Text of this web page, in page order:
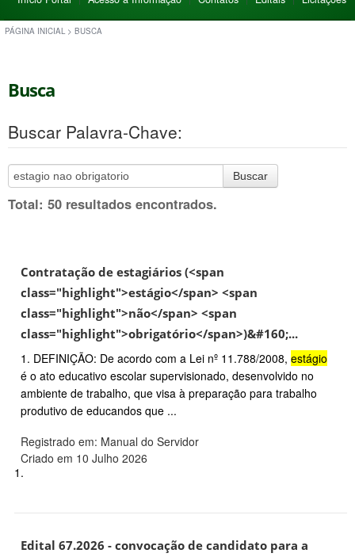
PÁGINA INICIAL > BUSCA
Busca
Buscar Palavra-Chave:
Buscar
Total: 50 resultados encontrados.
Contratação de estagiários (<span
class="highlight">estágio</span> <span
class="highlight">não</span> <span
class="highlight">obrigatório</span>)&#160;...
1. DEFINIÇÃO: De acordo com a Lei nº 11.788/2008, estágio
é o ato educativo escolar supervisionado, desenvolvido no
ambiente de trabalho, que visa à preparação para trabalho
produtivo de educandos que ...
Registrado em: Manual do Servidor
Criado em 10 Julho 2026
1.
Edital 67.2026 - convocação de candidato para a